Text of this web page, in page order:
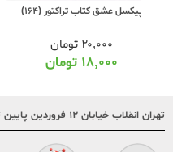
پیکسل عشق کتاب شروع رویا (163)
۲۰,۰۰۰تومان
۱۸,۰۰۰تومان
تهران انقلاب خیابان ۱۲ فروردین پایین تر از وحید نظری پلاک ۲۴۹